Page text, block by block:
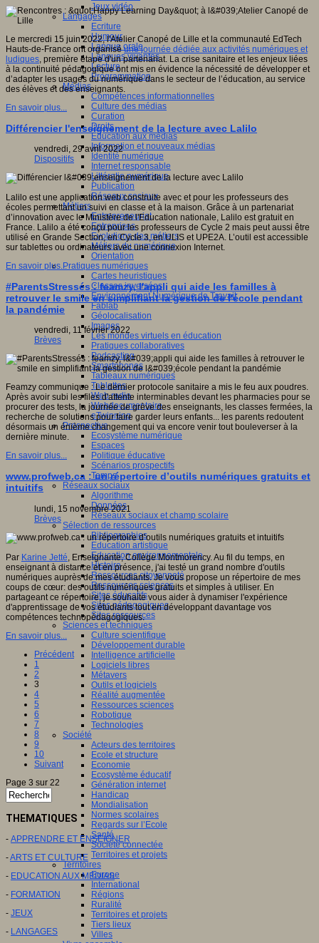
Jeux vidéo
Langages
Ecriture
Humour
Langue orale
Langues vivantes
Lecture
Programmation
Médias
Compétences informationnelles
Culture des médias
Curation
Droits
Education aux médias
Information et nouveaux médias
Identité numérique
Internet responsable
Littératie numérique
Publication
Réseaux sociaux
Métiers
Entrepreneuriat
Entreprises
Evolutions des métiers
Métiers du numérique
Orientation
Pratiques numériques
Cartes heuristiques
Classes inversées
Environnement Numérique de Travail
Fablab
Géolocalisation
Images
Les mondes virtuels en éducation
Pratiques collaboratives
Podcasting
Smartphones
Tableaux numériques
Tablettes
Web radio
Webdocumentaire
eTwinning
Prospective
Ecosystème numérique
Espaces
Politique éducative
Scénarios prospectifs
Temps
Réseaux sociaux
Algorithme
Données
Réseaux sociaux et champ scolaire
Sélection de ressources
Bibliographies
Education artistique
Education environnementale
Histoire
Ressources citoyenneté
Ressources sciences
Sites éducatifs
Sites pédagogiques
Sites ressources
Sciences et techniques
Culture scientifique
Développement durable
Intelligence artificielle
Logiciels libres
Métavers
Outils et logiciels
Réalité augmentée
Ressources sciences
Robotique
Technologies
Société
Acteurs des territoires
Ecole et structure
Economie
Ecosystème éducatif
Génération internet
Handicap
Mondialisation
Normes scolaires
Regards sur l’Ecole
Santé
Société connectée
Territoires et projets
Territoires
Europe
International
Régions
Ruralité
Territoires et projets
Tiers lieux
Villes
Le mercredi 15 juin 2022, l'Atelier Canopé de Lille et la communauté EdTech
Hauts-de-France ont organiséune journée dédiée aux activités numériques et
ludiques, première étape d'un partenariat. La crise sanitaire et les enjeux liées
à la continuité pédagogique ont mis en évidence la nécessité de développer et
d’adapter les usages du numérique dans le secteur de l’éducation, au service
des élèves et des enseignants.
En savoir plus...
Différencier l'enseignement de la lecture avec Lalilo
vendredi, 29 avril 2022
Dispositifs
Lalilo est une application web construite avec et pour les professeurs des
écoles permettant un suivi en classe et à la maison. Grâce à un partenariat
d’innovation avec le Ministère de l'Education nationale, Lalilo est gratuit en
France. Lalilo a été conçu pour les professeurs de Cycle 2 mais peut aussi être
utilisé en Grande Section, en Cycle 3, en ULIS et UPE2A. L’outil est accessible
sur tablettes ou ordinateurs avec une connexion Internet.
En savoir plus...
#ParentsStressés : feamzy, l'appli qui aide les familles à
retrouver le smile en simplifiant la gestion de l'école pendant
la pandémie
vendredi, 11 février 2022
Brèves
Feamzy communique : Le dernier protocole sanitaire a mis le feu aux poudres.
Après avoir subi les files d'attente interminables devant les pharmacies pour se
procurer des tests, la journée de grève des enseignants, les classes fermées, la
recherche de solutions pour faire garder leurs enfants... les parents redoutent
désormais un énième changement qui va encore venir tout bouleverser à la
dernière minute.
En savoir plus...
www.profweb.ca : un répertoire d’outils numériques gratuits et
intuitifs
lundi, 15 novembre 2021
Brèves
Par Karine Jetté , Enseignante, Collège Montmorency. Au fil du temps, en
enseignant à distance et en présence, j'ai testé un grand nombre d'outils
numériques auprès de mes étudiants. Je vous propose un répertoire de mes
coups de cœur: des outils numériques gratuits et simples à utiliser. En
partageant ce répertoire, je souhaite vous aider à dynamiser l'expérience
d'apprentissage de vos étudiants tout en développant davantage vos
compétences technopédagogiques.
En savoir plus...
Précédent
1
2
3
4
5
6
7
8
9
10
Suivant
Page 3 sur 22
THEMATIQUES
- APPRENDRE ET ENSEIGNER
-ARTS ET CULTURE
- EDUCATION AUX MEDIAS
- FORMATION
- JEUX
- LANGAGES